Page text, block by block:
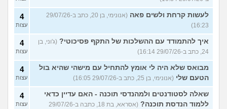
לעשות קרחת ולשים פאה
(אנונימי, בן 20, כתב ב-29/07/26
16:23)
4
עצות
איך להתמודד עם ההשלכות של התקף פסיכוטי? (ג'וני, בן
24, כתב ב-29/07/26 16:14)
4
עצות
מבואס שלא היה לי אומץ להתחיל עם מישהי שהיא בול
הטעם שלי (אנונימי, בן 25, כתב ב-29/07/26 16:05)
4
עצות
שאלה לסטודנטים ולמהנדסי תוכנה - האם עדיין כדאי
ללמוד הנדסת תוכנה?
(אסראא, בת 18, כתבה ב-29/07/26
4
עצות